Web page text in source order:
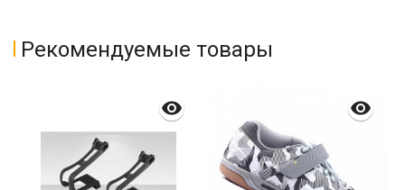
Рекомендуемые товары